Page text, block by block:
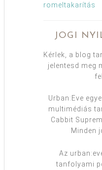
romeltakarítás
JOGI
Kérlek, a blog
jelentesd meg
Urban:Eve
multimédiás
Cabbit
Minden
Az
tanfolyami